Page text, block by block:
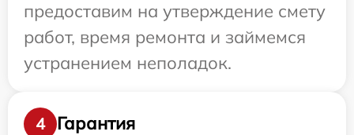
предоставим на утверждение смету
работ, время ремонта и займемся
устранением неполадок.
4
Гарантия